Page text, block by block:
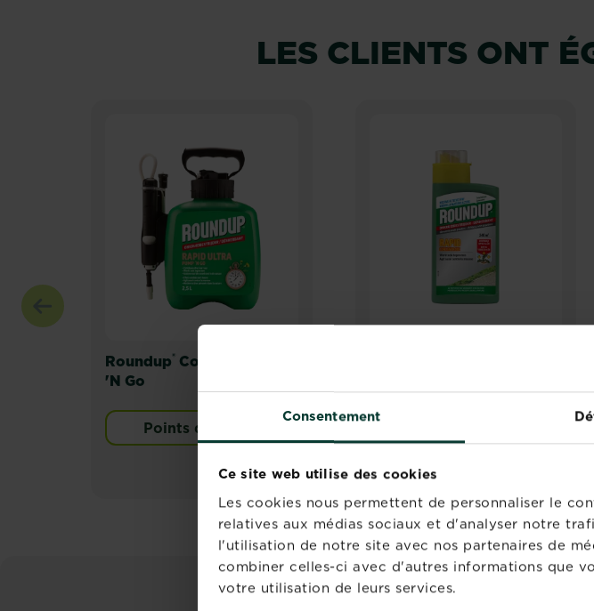
Consentement
Ce site web utilise des cookies
Les cookies nous permettent de personnaliser le
relatives aux médias sociaux et d'analyser notre
l'utilisation de notre site avec nos partenaires de
combiner celles-ci avec d'autres informations que
votre utilisation de leurs services.
LES CLIENTS ONT
Roundup® Contact Pump
'N Go
Points de vente